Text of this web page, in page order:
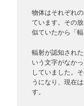
物体はそれぞれ
ています。その
似ていたから「
輻射が認知され
いう文字がなか
していました。
うになり、現在
す。